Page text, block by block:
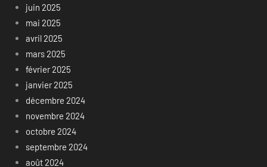
juin 2025
mai 2025
avril 2025
mars 2025
février 2025
janvier 2025
décembre 2024
novembre 2024
octobre 2024
septembre 2024
août 2024